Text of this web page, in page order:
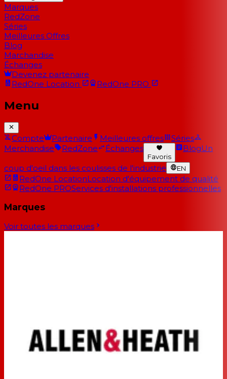
Marques
RedZone
Séries
Meilleures Offres
Blog
Marchandise
Échanges
Devenez partenaire
RedOne Location RedOne PRO
Menu
Compte Partenaire Meilleures offres
Séries
Merchandise
RedZone Échanges
Favoris
BlogUn
coup d'oeil dans les coulisses de l'industrie EN
RedOne LocationLocation d'équipement de qualité
RedOne PROServices d'installations professionnelles
Marques
Voir toutes les marques